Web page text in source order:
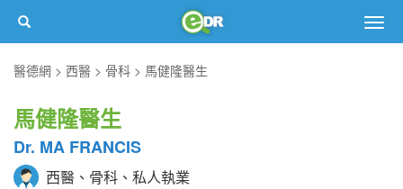
醫德網
西醫 骨科 馬健隆醫生
馬健隆醫生
Dr. MA FRANCIS
西醫、骨科、私人執業